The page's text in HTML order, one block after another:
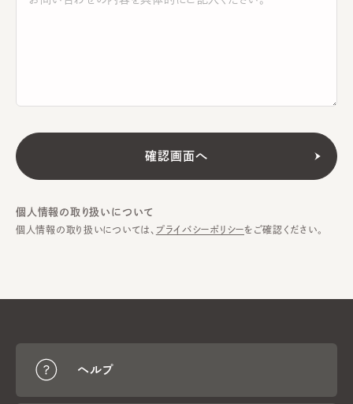
個人情報の取り扱いについて
個人情報の取り扱いについては、 プライバシーポリシーをご確認ください。
ヘルプ